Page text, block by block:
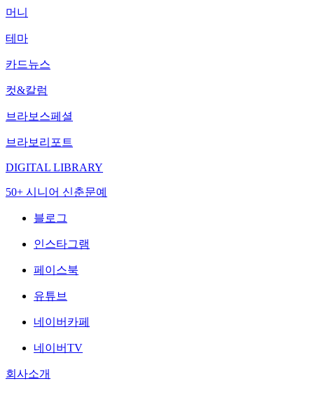
머니
테마
카드뉴스
컷&칼럼
브라보스페셜
브라보리포트
DIGITAL LIBRARY
50+ 시니어 신춘문예
블로그
인스타그램
페이스북
유튜브
네이버카페
네이버TV
회사소개